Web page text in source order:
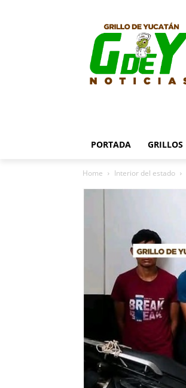
PORTADA GRILLOS
Home Interior del estado